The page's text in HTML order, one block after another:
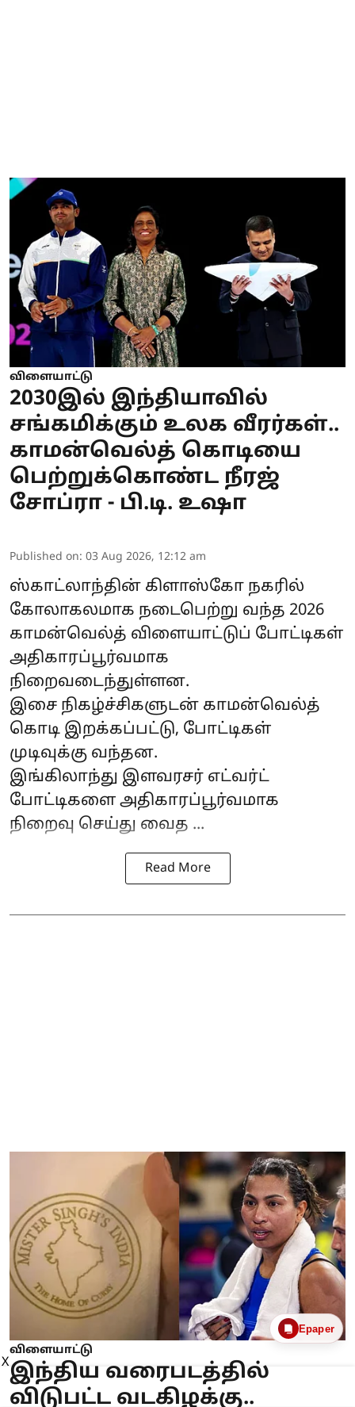
விளையாட்டு
2030இல் இந்தியாவில்
சங்கமிக்கும் உலக வீரர்கள்..
காமன்வெல்த் கொடியை
பெற்றுக்கொண்ட நீரஜ்
சோப்ரா - பி.டி. உஷா
Published on: 03 Aug 2026, 12:12 am
ஸ்காட்லாந்தின் கிளாஸ்கோ நகரில்
கோலாகலமாக நடைபெற்று வந்த 2026
காமன்வெல்த் விளையாட்டுப் போட்டிகள்
அதிகாரப்பூர்வமாக
நிறைவடைந்துள்ளன.
இசை நிகழ்ச்சிகளுடன் காமன்வெல்த்
கொடி இறக்கப்பட்டு, போட்டிகள்
முடிவுக்கு வந்தன.
இங்கிலாந்து இளவரசர் எட்வர்ட்
போட்டிகளை அதிகாரப்பூர்வமாக
நிறைவு செய்து வைத ...
Read More
விளையாட்டு
இந்திய வரைபடத்தில்
விடுபட்ட வடகிழக்கு..
Epaper
X